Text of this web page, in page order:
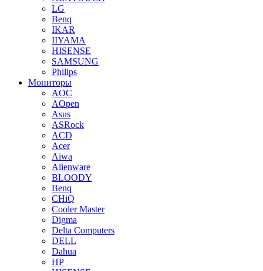
LG
Benq
IKAR
IIYAMA
HISENSE
SAMSUNG
Philips
Мониторы
AOC
AOpen
Asus
ASRock
ACD
Acer
Aiwa
Alienware
BLOODY
Benq
CHiQ
Cooler Master
Digma
Delta Computers
DELL
Dahua
HP